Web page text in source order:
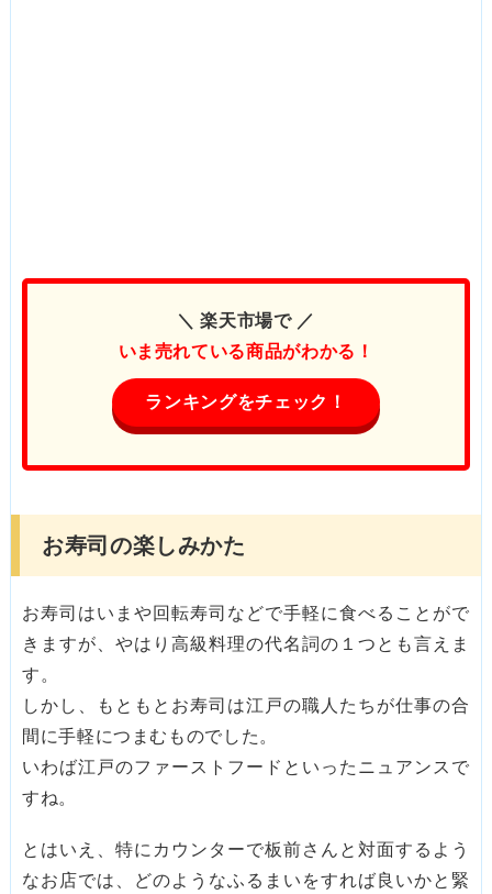
＼ 楽天市場で ／
いま売れている商品がわかる！
ランキングをチェック！
お寿司の楽しみかた
お寿司はいまや回転寿司などで手軽に食べることがで
きますが、やはり高級料理の代名詞の１つとも言えま
す。
しかし、もともとお寿司は江戸の職人たちが仕事の合
間に手軽につまむものでした。
いわば江戸のファーストフードといったニュアンスで
すね。
とはいえ、特にカウンターで板前さんと対面するよう
なお店では、どのようなふるまいをすれば良いかと緊